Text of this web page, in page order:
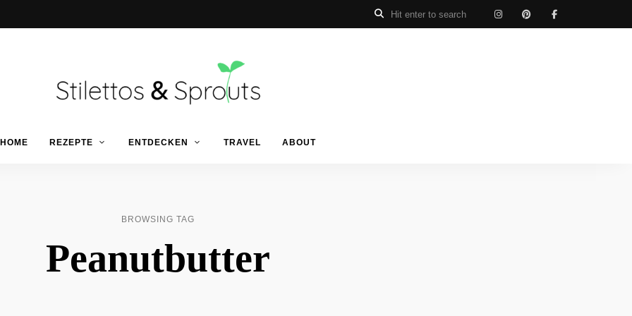
Stilettos
Sprouts
Food
Blog
HOME REZEPTE ENTDECKEN TRAVEL ABOUT
BROWSING TAG
Peanutbutter